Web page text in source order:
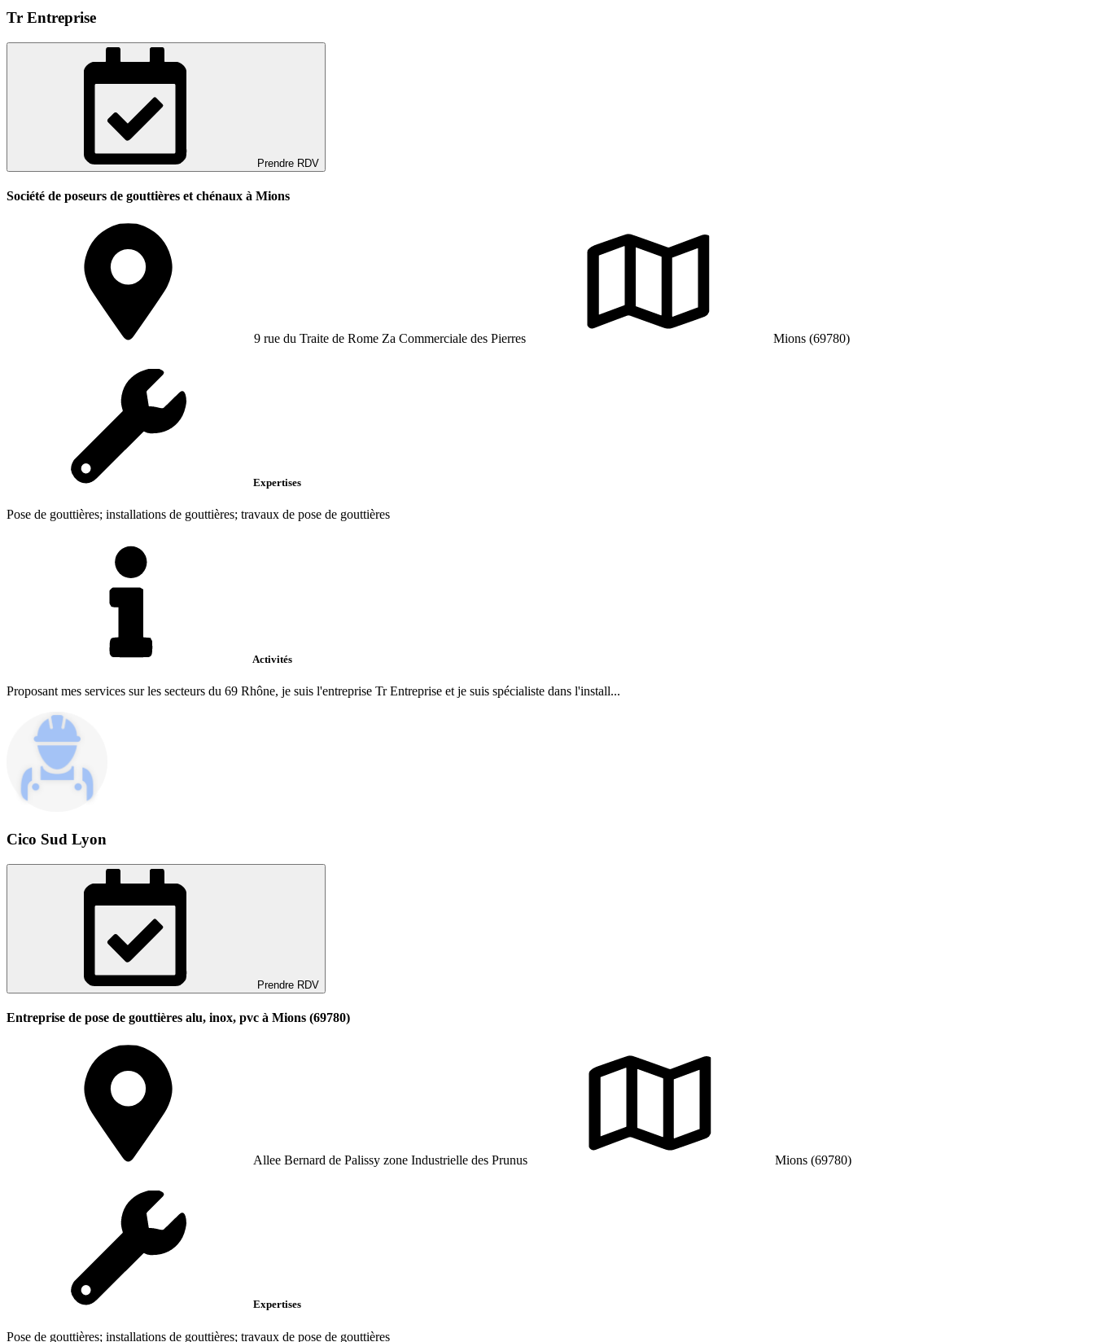
Tr Entreprise
Prendre RDV
Société de poseurs de gouttières et chénaux à Mions
9 rue du Traite de Rome Za Commerciale des Pierres Mions (69780)
Expertises
Pose de gouttières; installations de gouttières; travaux de pose de gouttières
Activités
Proposant mes services sur les secteurs du 69 Rhône, je suis l'entreprise Tr Entreprise et je suis spécialiste dans l'install...
Cico Sud Lyon
Prendre RDV
Entreprise de pose de gouttières alu, inox, pvc à Mions (69780)
Allee Bernard de Palissy zone Industrielle des Prunus Mions (69780)
Expertises
Pose de gouttières; installations de gouttières; travaux de pose de gouttières